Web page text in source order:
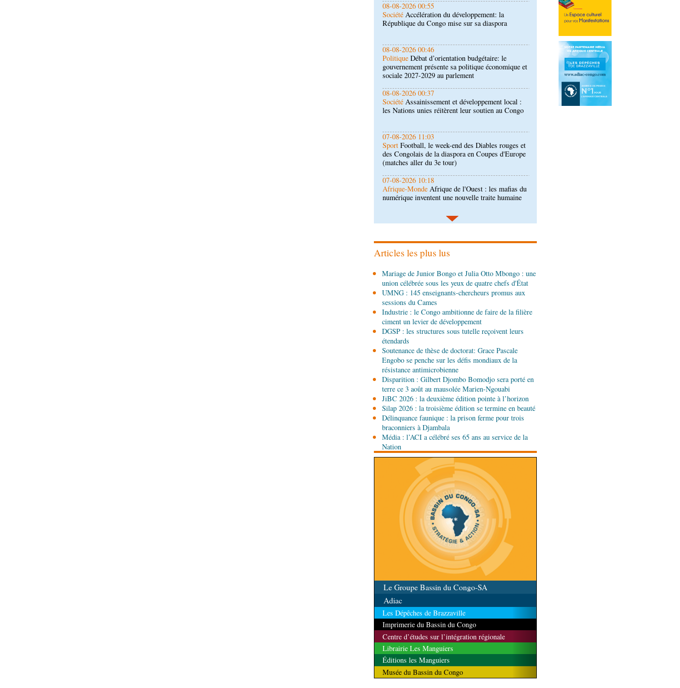
08-08-2026 00:46
PolitiqueDébat d’orientation budgétaire: le
gouvernement présente sa politique économique et
08-08-2026 00:37
SociétéAssainissement et développement local :
les Nations unies réitèrent leur soutien au Congo
07-08-2026 11:03
SportFootball, le week-end des Diables rouges et
des Congolais de la diaspora en Coupes d'Europe
07-08-2026 10:18
Afrique-MondeAfrique de l'Ouest : les mafias du
numérique inventent une nouvelle traite humaine
07-08-2026 10:10
SportNzango: Sylvie Malonga élue présidente du
bureau exécutif d’Afis sport Pointe-Noire
06-08-2026 16:30
l'étranger à Brazzaville
ÉconomieAgriculture : Denis Sassou N'Guesso
lance la deuxième édition de la Grande foire
agricole du Congo
06-08-2026 15:10
SociétéUMNG : 145 enseignants-chercheurs
promus aux sessions du Cames
06-08-2026 15:00
Société Projet PSIPJ : des formateurs en
apprentissage
06-08-2026 15:00
Art-Culture-Média9e Grande rentrée littéraire de
Kinshasa : le Congo à l'honneur
06-08-2026 15:00
ÉconomieDeuxième édition de la Gfac : le défi
d’offrir à la nation des produits alimentaires de
Articles les plus lus
Mariage de Junior Bongo et Julia Otto Mbongo : une
union célébrée sous les yeux de quatre chefs d'État
UMNG : 145 enseignants-chercheurs promus aux
sessions du Cames
Industrie : le Congo ambitionne de faire de la filière
ciment un levier de développement
DGSP : les structures sous tutelle reçoivent leurs
étendards
Soutenance de thèse de doctorat: Grace Pascale
Engobo se penche sur les défis mondiaux de la
résistance antimicrobienne
Disparition : Gilbert Djombo Bomodjo sera porté en
terre ce 3 août au mausolée Marien-Ngouabi
JiBC 2026 : la deuxième édition pointe à l’horizon
Silap 2026 : la troisième édition se termine en beauté
Délinquance faunique : la prison ferme pour trois
braconniers à Djambala
Média : l’ACI a célébré ses 65 ans au service de la
Nation
Le Groupe Bassin du Congo-SA
Adiac
Les Dépêches de Brazzaville
Imprimerie du Bassin du Congo
Centre d’études sur l’intégration régionale
Librairie Les Manguiers
Éditions les Manguiers
Musée du Bassin du Congo